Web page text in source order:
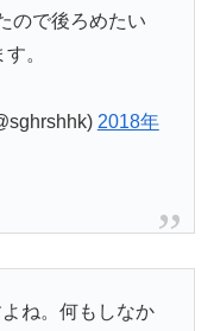
ので後ろめたい
。
2018年
ね。何もしなか